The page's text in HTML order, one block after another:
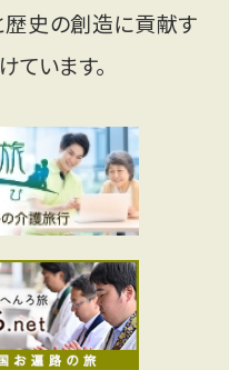
歴史の創造に貢献す
ています。